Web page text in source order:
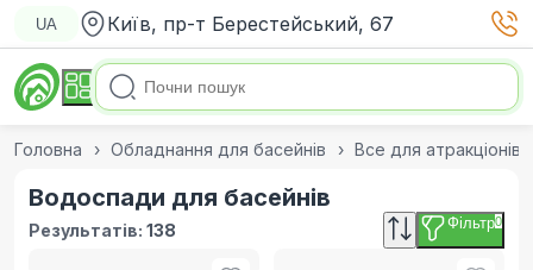
UA Київ, пр-т Берестейський, 67
Головна Обладнання для басейнів Все для атракціонів
Водоспади для басейнів
Результатів: 138 Фільтр0